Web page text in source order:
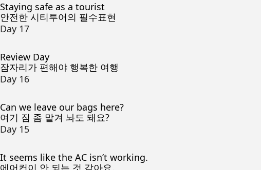
Staying safe as a tourist
안전한 시티투어의 필수표현
Day 17
Review Day
잠자리가 편해야 행복한 여행
Day 16
Can we leave our bags here?
여기 짐 좀 맡겨 놔도 돼요?
Day 15
It seems like the AC isn’t working.
에어컨이 안 되는 것 같아요.